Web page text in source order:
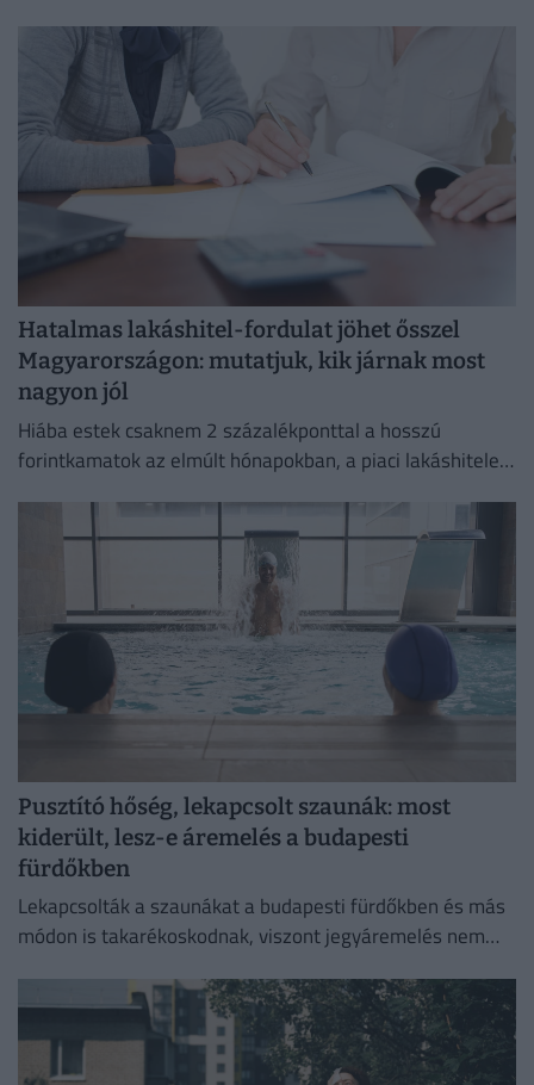
Hatalmas lakáshitel-fordulat jöhet ősszel
Magyarországon: mutatjuk, kik járnak most
nagyon jól
Hiába estek csaknem 2 százalékponttal a hosszú
forintkamatok az elmúlt hónapokban, a piaci lakáshitelek
Pusztító hőség, lekapcsolt szaunák: most
kiderült, lesz-e áremelés a budapesti
fürdőkben
Lekapcsolták a szaunákat a budapesti fürdőkben és más
módon is takarékoskodnak, viszont jegyáremelés nem